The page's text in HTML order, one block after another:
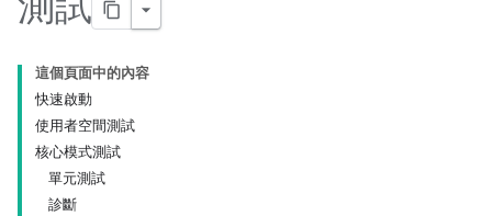
這個頁面中的內容
快速啟動
使用者空間測試
核心模式測試
單元測試
診斷